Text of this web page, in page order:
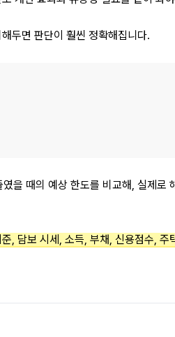
두면 판단이 훨씬 정확해집니다.
을 때의 예상 한도를 비교해, 실제로
, 담보 시세, 소득, 부채, 신용점수, 주